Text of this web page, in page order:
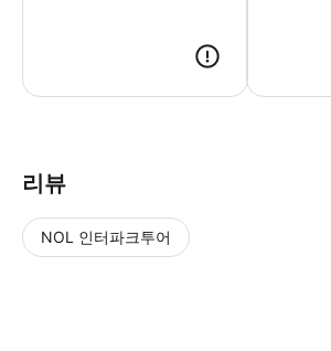
리뷰
NOL 인터파크투어